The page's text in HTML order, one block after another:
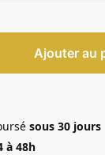
Ajouter au
sous 30 jours
à 48h